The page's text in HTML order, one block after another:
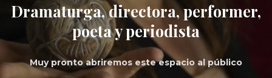
Dramaturga, directora, performer,
poeta y periodista
Muy pronto abriremos este espacio al público